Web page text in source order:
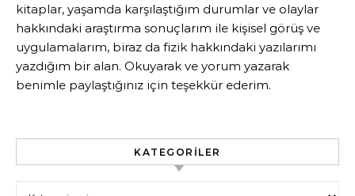
kitaplar, yaşamda karşılaştığım durumlar ve olaylar
hakkındaki araştırma sonuçlarım ile kişisel görüş ve
uygulamalarım, biraz da fizik hakkındaki yazılarımı
yazdığım bir alan. Okuyarak ve yorum yazarak
benimle paylaştığınız için teşekkür ederim.
KATEGORILER